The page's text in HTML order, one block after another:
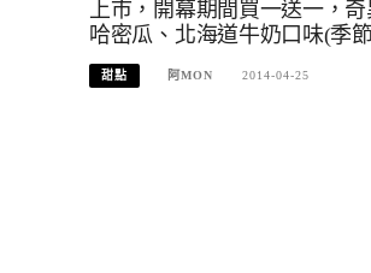
上市，開幕期間買一送一，奇
哈密瓜、北海道牛奶口味(季
甜點 阿MON 2014-04-25